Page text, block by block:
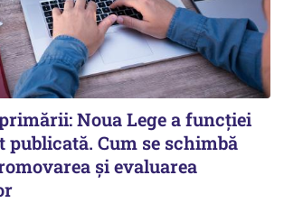
Noua Lege a funcției
publicată. Cum se schimbă
și evaluarea